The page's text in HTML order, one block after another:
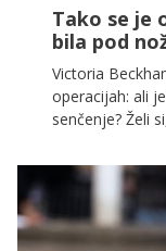
Tako se je
bila pod
Victoria
operacijah: ali
senčenje? Želi